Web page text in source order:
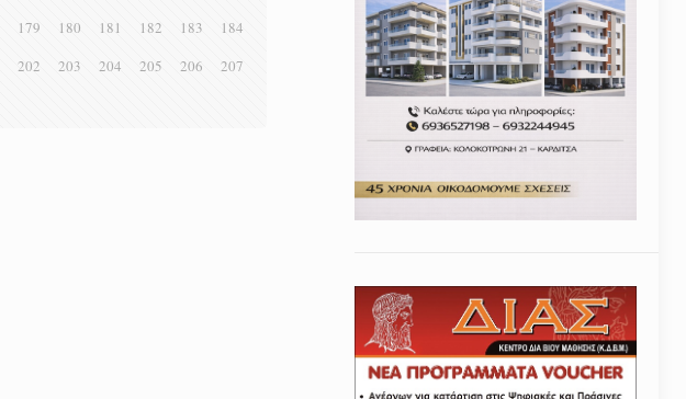
179 180 181 182 183
184
202 203 204 205 206
207